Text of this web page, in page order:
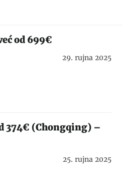
od 699€
29. rujna 2025
374€ (Chongqing) –
25. rujna 2025